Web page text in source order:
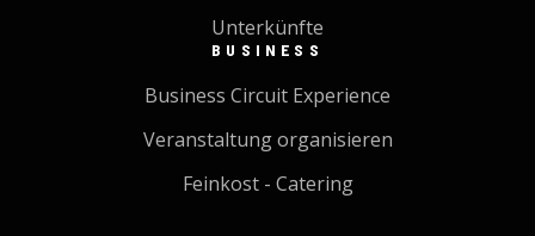
Unterkünfte
BUSINESS
Business Circuit Experience
Veranstaltung organisieren
Feinkost - Catering